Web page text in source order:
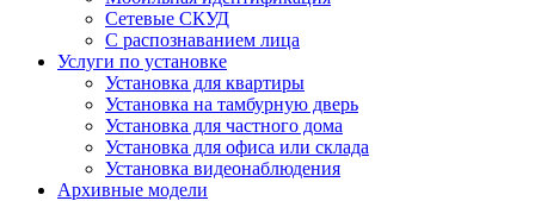
Сетевые СКУД
С распознаванием лица
Услуги по установке
Установка для квартиры
Установка на тамбурную дверь
Установка для частного дома
Установка для офиса или склада
Установка видеонаблюдения
Архивные модели